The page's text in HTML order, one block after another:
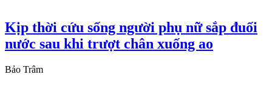
Kịp thời cứu sống người phụ nữ sắp đuối
nước sau khi trượt chân xuống ao
Bảo Trâm